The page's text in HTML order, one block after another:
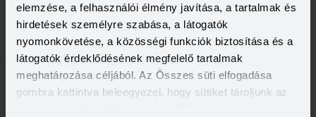
elemzése, a felhasználói élmény javítása, a tartalmak és
hirdetések személyre szabása, a látogatók
nyomonkövetése, a közösségi funkciók biztosítása és a
látogatók érdeklődésének megfelelő tartalmak
meghatározása céljából. Az Összes süti elfogadása
gombra kattintva beleegyezel, hogy sütiket tároljunk az